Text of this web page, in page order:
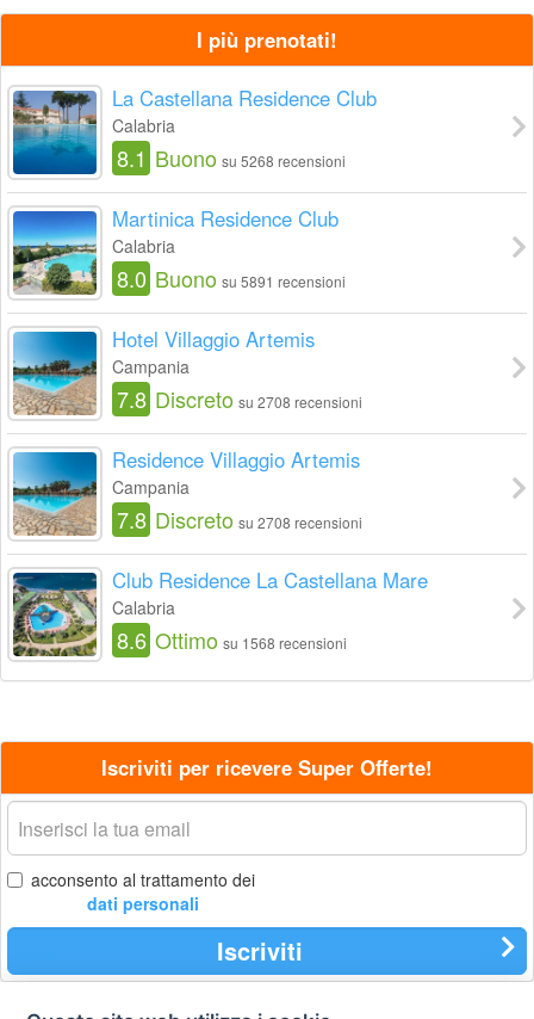
I più prenotati!
La Castellana Residence Club
Calabria
8.1 Buono su 5268 recensioni
Martinica Residence Club
Calabria
8.0 Buono su 5891 recensioni
Hotel Villaggio Artemis
Campania
7.8 Discreto su 2708 recensioni
Residence Villaggio Artemis
Campania
7.8 Discreto su 2708 recensioni
Club Residence La Castellana Mare
Calabria
8.6 Ottimo su 1568 recensioni
Iscriviti per ricevere Super Offerte!
La
tua
email
acconsento al trattamento dei
dati personali
Iscriviti